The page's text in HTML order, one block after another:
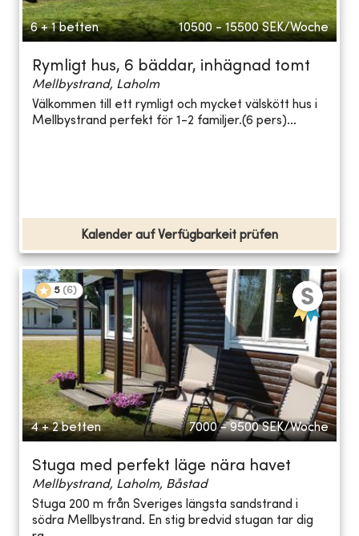
6 + 1 betten 10500 - 15500 SEK/Woche
Rymligt hus, 6 bäddar, inhägnad tomt
Mellbystrand, Laholm
Välkommen till ett rymligt och mycket välskött hus i
Mellbystrand perfekt för 1-2 familjer.(6 pers)...
Kalender auf Verfügbarkeit prüfen
5 (6)
4 + 2 betten 7000 - 9500 SEK/Woche
Stuga med perfekt läge nära havet
Mellbystrand, Laholm, Båstad
Stuga 200 m från Sveriges längsta sandstrand i
södra Mellbystrand. En stig bredvid stugan tar dig